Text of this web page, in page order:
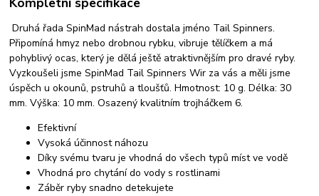
Druhá řada SpinMad nástrah dostala jméno Tail Spinners.
Připomíná hmyz nebo drobnou rybku, vibruje tělíčkem a má
pohyblivý ocas, který je dělá ještě atraktivnějším pro dravé ryby.
Vyzkoušeli jsme SpinMad Tail Spinners Wir za vás a měli jsme
úspěch u okounů, pstruhů a tloušťů. Hmotnost: 10 g. Délka: 30
mm. Výška: 10 mm. Osazený kvalitním trojháčkem 6.
Efektivní
Vysoká účinnost náhozu
Díky svému tvaru je vhodná do všech typů míst ve vodě
Vhodná pro chytání do vody s rostlinami
Záběr ryby snadno detekujete